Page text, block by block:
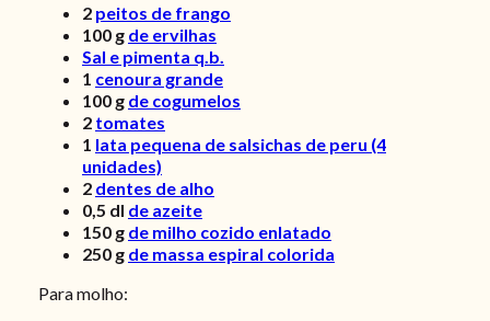
2 peitos de frango
100 g de ervilhas
Sal e pimenta q.b.
1 cenoura grande
100 g de cogumelos
2 tomates
1 lata pequena de salsichas de peru (4
unidades)
2 dentes de alho
0,5 dl de azeite
150 g de milho cozido enlatado
250 g de massa espiral colorida
Para molho: